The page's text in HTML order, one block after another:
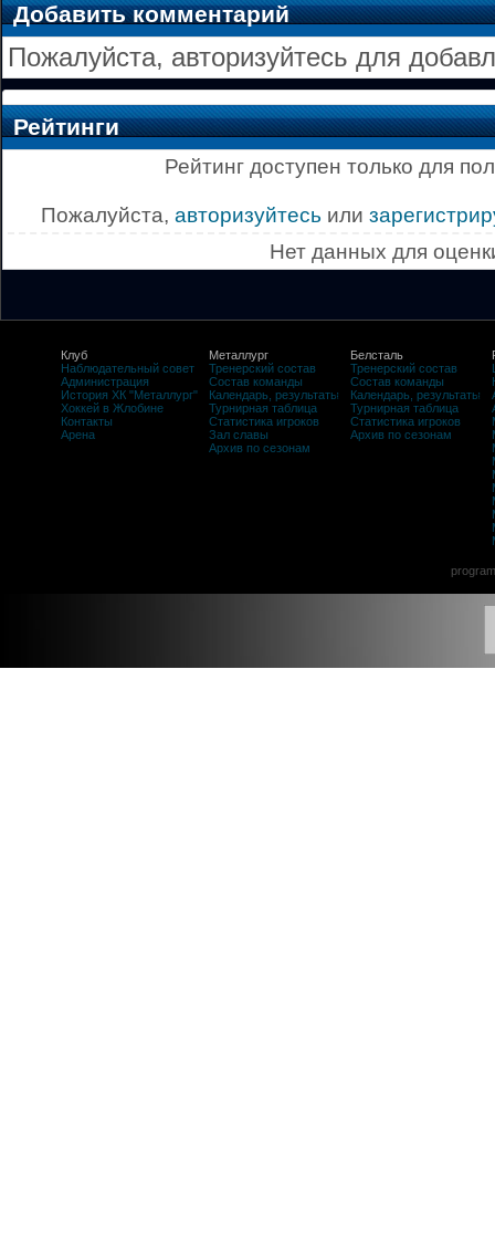
Добавить комментарий
Пожалуйста, авторизуйтесь для
Рейтинги
Рейтинг доступен только для
Пожалуйста, авторизуйтесь или
Нет данных для
Клуб
Наблюдательный совет
Администрация
История ХК "Металлург"
Хоккей в Жлобине
Контакты
Арена
Металлург
Тренерский состав
Состав команды
Календарь, результаты
Турнирная таблица
Статистика игроков
Зал славы
Архив по сезонам
Белсталь
Тренерский состав
Состав команды
Календарь, результаты
Турнирная таблица
Статистика игроков
Архив по сезонам